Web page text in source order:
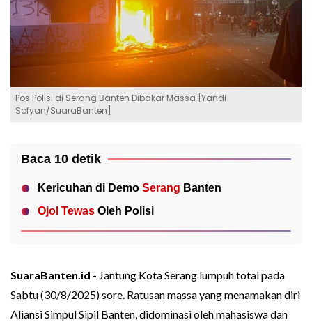
Pos Polisi di Serang Banten Dibakar Massa [Yandi
Sofyan/SuaraBanten]
Baca 10 detik
Kericuhan di Demo Serang Banten
Ojol Tewas Oleh Polisi
SuaraBanten.id - Jantung Kota Serang lumpuh total pada
Sabtu (30/8/2025) sore. Ratusan massa yang menamakan diri
Aliansi Simpul Sipil Banten, didominasi oleh mahasiswa dan